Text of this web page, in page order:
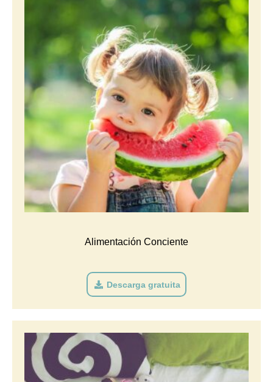
Alimentación Conciente
Descarga gratuita